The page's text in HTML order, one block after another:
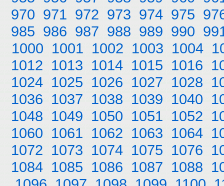
970 971 972 973 974 975
985 986 987 988 989 990
1000 1001 1002 1003 1004
1012 1013 1014 1015 1016
1024 1025 1026 1027 1028
1036 1037 1038 1039 1040
1048 1049 1050 1051 1052
1060 1061 1062 1063 1064
1072 1073 1074 1075 1076
1084 1085 1086 1087 1088